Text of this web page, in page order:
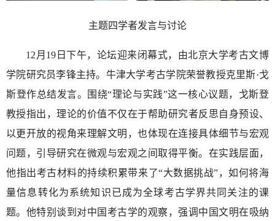
主题四学者发言与讨论
12月19日下午，论坛迎来闭幕式，由北京大学考古文博
学院研究员李锋主持。牛津大学考古学院荣誉教授克里斯·戈
斯登作总结发言。围绕“理论与实践”这一核心议题，戈斯登
教授指出，理论的价值不仅在于帮助研究者反思自身预设、
以更开放的视角来理解文明，也体现在连接具体细节与宏观
问题，引导研究在微观与宏观之间取得平衡。在实践层面，
他指出考古材料的持续积累带来了“大数据挑战”，如何将海
量信息转化为系统知识已成为全球考古学界共同关注的课
题。他特别谈到对中国考古学的观察，强调中国文明在吸纳